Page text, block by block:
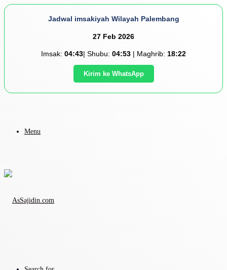
Jadwal imsakiyah Wilayah Palembang
27 Feb 2026
Imsak: 04:43| Shubu: 04:53 | Maghrib: 18:22
Kirim ke WhatsApp
Menu